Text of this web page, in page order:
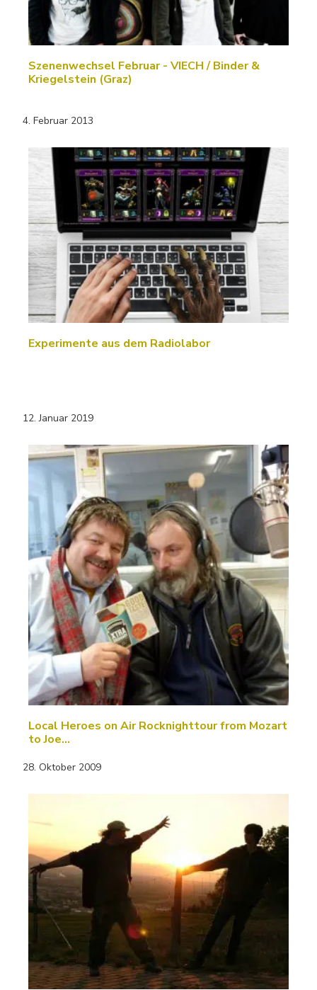
Szenenwechsel Februar - VIECH / Binder &
Kriegelstein (Graz)
4. Februar 2013
Experimente aus dem Radiolabor
12. Januar 2019
Local Heroes on Air Rocknighttour from Mozart
to Joe…
28. Oktober 2009